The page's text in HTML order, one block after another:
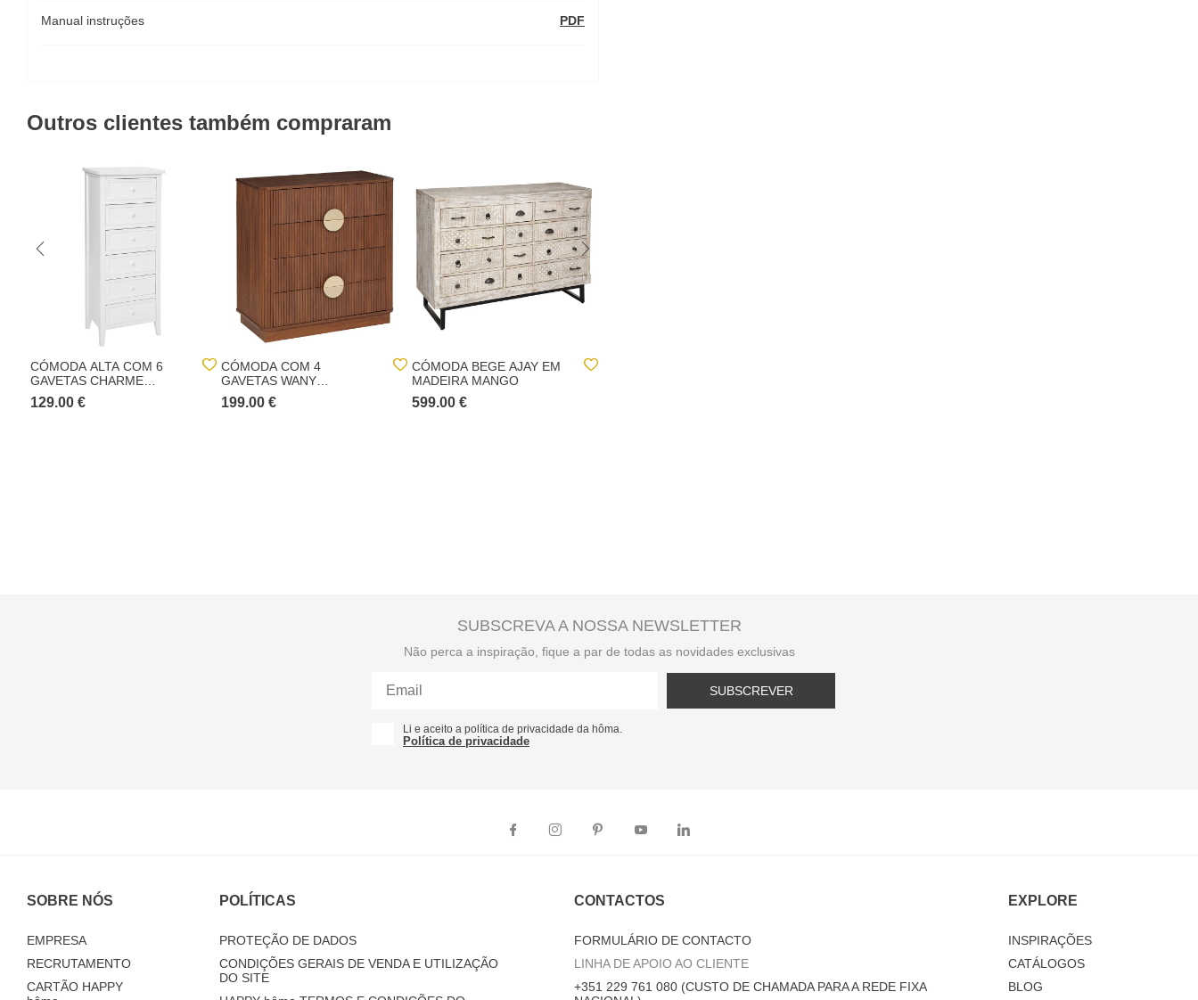
Manual instruções PDF
Outros clientes também compraram
CÓMODA ALTA COM 6
GAVETAS CHARME
BRANCA 113CM
129.00 €
CÓMODA COM 4
GAVETAS WANY
CASTANHO ESCURO
199.00 €
CÓMODA BEGE AJAY EM
MADEIRA MANGO
599.00 €
SUBSCREVA A NOSSA NEWSLETTER
Não perca a inspiração, fique a par de todas as novidades exclusivas
SUBSCREVER
Li e aceito a política de privacidade da hôma.
Política de privacidade
SOBRE NÓS
EMPRESA
RECRUTAMENTO
CARTÃO HAPPY
POLÍTICAS
PROTEÇÃO DE DADOS
CONDIÇÕES GERAIS DE VENDA E UTILIZAÇÃO
DO SITE
CONTACTOS
FORMULÁRIO DE CONTACTO
LINHA DE APOIO AO CLIENTE
+351 229 761 080 (CUSTO DE CHAMADA PARA A REDE FIXA
EXPLORE
INSPIRAÇÕES
CATÁLOGOS
BLOG